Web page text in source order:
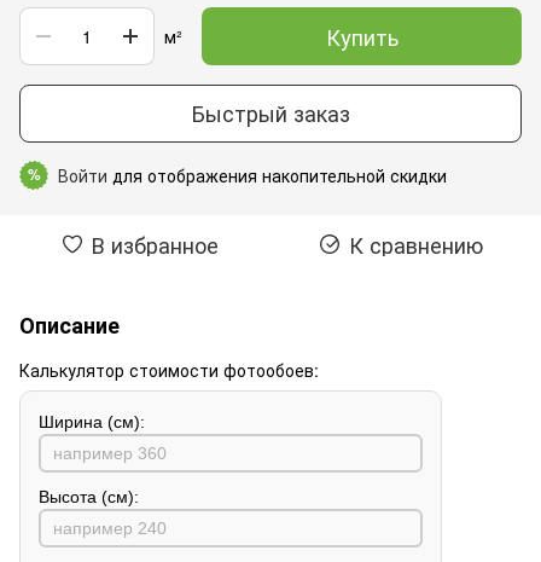
м² Купить
Быстрый заказ
% Войти для отображения накопительной скидки
В избранное К сравнению
Описание
Калькулятор стоимости фотообоев:
Ширина (см):
Высота (см):